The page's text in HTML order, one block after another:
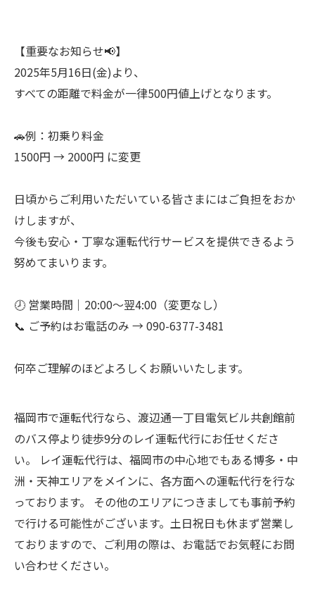
【重要なお知らせ📢】
2025年5月16日(金)より、
すべての距離で料金が一律500円値上げとなります。
🚗例：初乗り料金
1500円 → 2000円 に変更
日頃からご利用いただいている皆さまにはご負担をおか
けしますが、
今後も安心・丁寧な運転代行サービスを提供できるよう
努めてまいります。
🕗 営業時間｜20:00〜翌4:00（変更なし）
📞 ご予約はお電話のみ → 090-6377-3481
何卒ご理解のほどよろしくお願いいたします。
福岡市で運転代行なら、渡辺通一丁目電気ビル共創館前
のバス停より徒歩9分のレイ運転代行にお任せくださ
い。 レイ運転代行は、福岡市の中心地でもある博多・中
洲・天神エリアをメインに、各方面への運転代行を行な
っております。 その他のエリアにつきましても事前予約
で行ける可能性がございます。土日祝日も休まず営業し
ておりますので、ご利用の際は、お電話でお気軽にお問
い合わせください。